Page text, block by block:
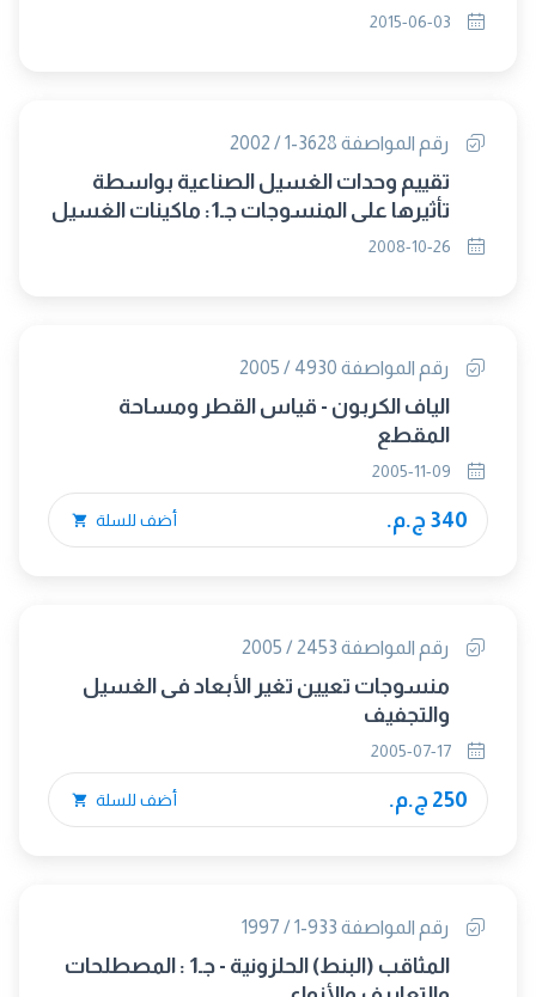
رقم المواصفة 3628-1 / 2002
تقييم وحدات الغسيل الصناعية بواسطة
تأثيرها على المنسوجات جـ1: ماكينات الغسيل
.
رقم المواصفة 4930 / 2005
الياف الكربون - قياس القطر ومساحة
المقطع
340 ج.م. أضف للسلة
رقم المواصفة 2453 / 2005
منسوجات تعيين تغير الأبعاد فى الغسيل
والتجفيف
250 ج.م. أضف للسلة
رقم المواصفة 933-1 / 1997
المثاقب (البنط) الحلزونية - جـ1 : المصطلحات